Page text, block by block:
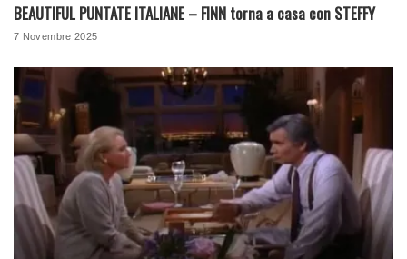
BEAUTIFUL PUNTATE ITALIANE – FINN torna a casa con STEFFY
7 Novembre 2025